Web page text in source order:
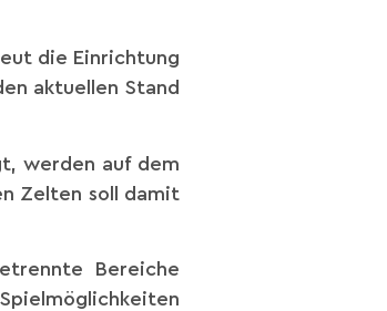
die Einrichtung
aktuellen Stand
werden auf dem
Zelten soll damit
Bereiche